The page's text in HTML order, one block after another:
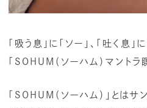
「吸う息」に「ソー」、「吐く息」
「SOHUM（ソーハム）マントラ
「SOHUM（ソーハム）」とはサ